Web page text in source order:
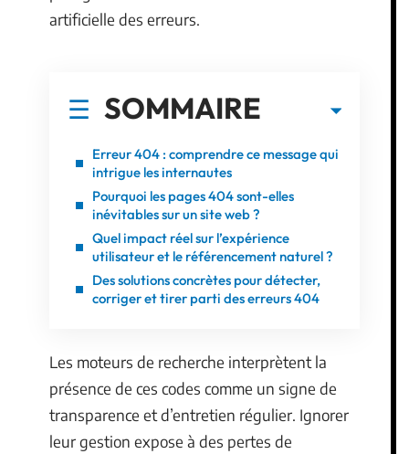
artificielle des erreurs.
SOMMAIRE
Erreur 404 : comprendre ce message qui
intrigue les internautes
Pourquoi les pages 404 sont-elles
inévitables sur un site web ?
Quel impact réel sur l’expérience
utilisateur et le référencement naturel ?
Des solutions concrètes pour détecter,
corriger et tirer parti des erreurs 404
Les moteurs de recherche interprètent la
présence de ces codes comme un signe de
transparence et d’entretien régulier. Ignorer
leur gestion expose à des pertes de